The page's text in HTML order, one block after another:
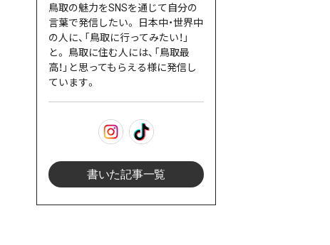
鳥取の魅力をSNSを通じて自分の
言葉で発信したい。 日本中・世界中
の人に、「鳥取に行ってみたい！」
と。 鳥取に住む人には、「鳥取最
高！」と思ってもらえる様に発信し
ています。
書いた記事一覧